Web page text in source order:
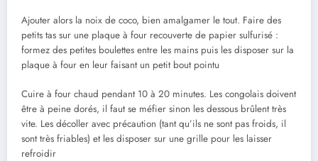
Ajouter alors la noix de coco, bien amalgamer le tout. Faire des
petits tas sur une plaque à four recouverte de papier sulfurisé :
formez des petites boulettes entre les mains puis les disposer sur la
plaque à four en leur faisant un petit bout pointu
Cuire à four chaud pendant 10 à 20 minutes. Les congolais doivent
être à peine dorés, il faut se méfier sinon les dessous brûlent très
vite. Les décoller avec précaution (tant qu’ils ne sont pas froids, il
sont très friables) et les disposer sur une grille pour les laisser
refroidir